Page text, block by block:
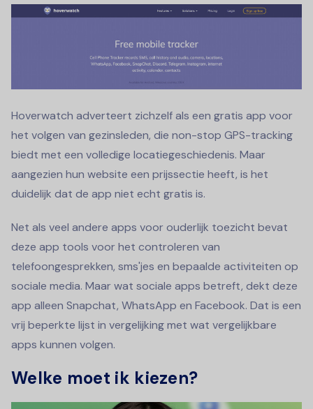
Hoverwatch adverteert zichzelf als een gratis app voor
het volgen van gezinsleden, die non-stop GPS-tracking
biedt met een volledige locatiegeschiedenis. Maar
aangezien hun website een prijssectie heeft, is het
duidelijk dat de app niet echt gratis is.
Net als veel andere apps voor ouderlijk toezicht bevat
deze app tools voor het controleren van
telefoongesprekken, sms'jes en bepaalde activiteiten op
sociale media. Maar wat sociale apps betreft, dekt deze
app alleen Snapchat, WhatsApp en Facebook. Dat is een
vrij beperkte lijst in vergelijking met wat vergelijkbare
apps kunnen volgen.
Welke moet ik kiezen?